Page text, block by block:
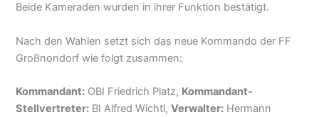
Beide Kameraden wurden in ihrer Funktion bestätigt.
Nach den Wahlen setzt sich das neue Kommando der FF
Großnondorf wie folgt zusammen:
Kommandant: OBI Friedrich Platz, Kommandant-
Stellvertreter: BI Alfred Wichtl,Verwalter: Hermann